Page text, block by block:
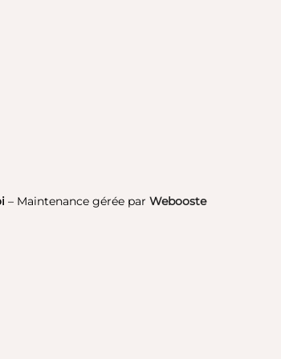
– Maintenance gérée par Webooste